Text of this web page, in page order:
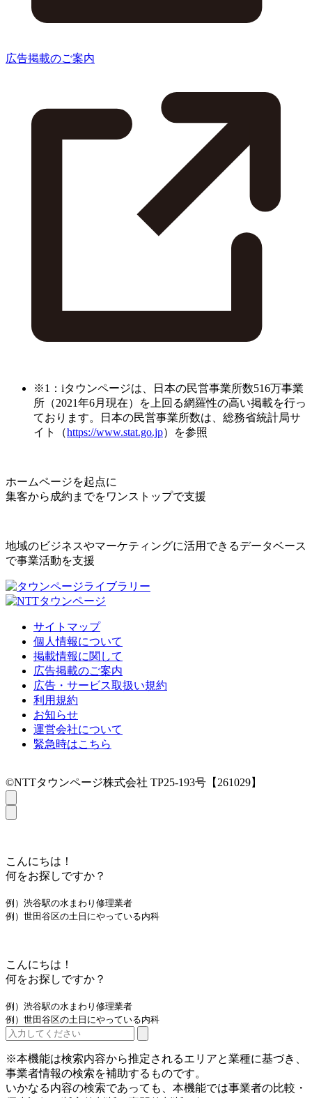
広告掲載のご案内
※1：iタウンページは、日本の民営事業所数516万事業
所（2021年6月現在）を上回る網羅性の高い掲載を行っ
ております。日本の民営事業所数は、総務省統計局サ
イト（https://www.stat.go.jp）を参照
ホームページを起点に
集客から成約までをワンストップで支援
地域のビジネスやマーケティングに活用できるデータベース
で事業活動を支援
サイトマップ
個人情報について
掲載情報に関して
広告掲載のご案内
広告・サービス取扱い規約
利用規約
お知らせ
運営会社について
緊急時はこちら
©NTTタウンページ株式会社 TP25-193号【261029】
こんにちは！
何をお探しですか？
例）渋谷駅の水まわり修理業者
例）世田谷区の土日にやっている内科
こんにちは！
何をお探しですか？
例）渋谷駅の水まわり修理業者
例）世田谷区の土日にやっている内科
※本機能は検索内容から推定されるエリアと業種に基づき、
事業者情報の検索を補助するものです。
いかなる内容の検索であっても、本機能では事業者の比較・